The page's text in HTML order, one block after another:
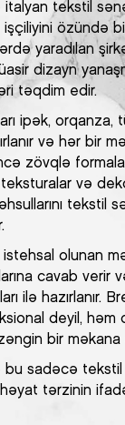
tekstil
özündə
yaradılan
dizayn
təqdim edir.
ipək, orqanza,
və hər bir
zövqlə
teksturalar və
tekstil
istehsal olunan
cavab verir
ilə hazırlanır.
deyil, həm
bir məkana
sadəcə tekstil
tərzinin